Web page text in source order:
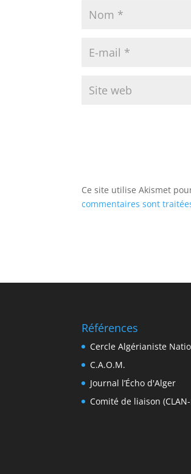
Ce site utilise Akismet
commentaires sont
Références
Cercle Algérianiste
C.A.O.M.
Journal l’Écho d'Alger
Comité de liaison